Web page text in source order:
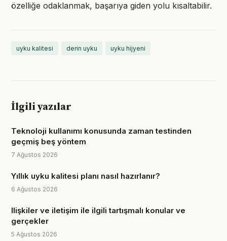
özelliğe odaklanmak, başarıya giden yolu kısaltabilir.
uyku kalitesi derin uyku uyku hijyeni
İlgili yazılar
Teknoloji kullanımı konusunda zaman testinden
geçmiş beş yöntem
7 Ağustos 2026
Yıllık uyku kalitesi planı nasıl hazırlanır?
6 Ağustos 2026
Ilişkiler ve iletişim ile ilgili tartışmalı konular ve
gerçekler
5 Ağustos 2026